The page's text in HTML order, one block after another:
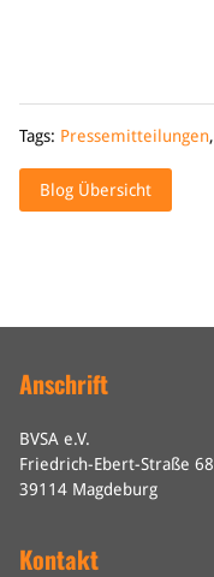
Tags: Pressemitteilungen,
Blog Übersicht
Anschrift
BVSA e.V.
Friedrich-Ebert-Straße 68
39114 Magdeburg
Kontakt